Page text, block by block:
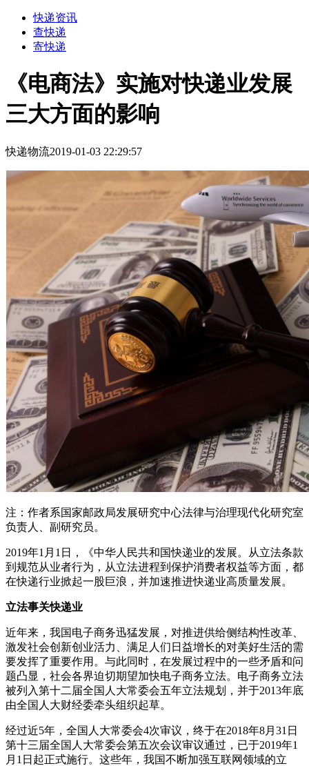
快递资讯
查快递
寄快递
《电商法》实施对快递业发展
三大方面的影响
快递物流2019-01-03 22:29:57
注：作者系国家邮政局发展研究中心法律与治理现代化研究室
负责人、副研究员。
2019年1月1日，《中华人民共和国快递业的发展。从立法条款
到规范从业者行为，从立法进程到保护消费者权益等方面，都
在快递行业掀起一股巨浪，并加速推进快递业高质量发展。
立法事关快递业
近年来，我国电子商务迅猛发展，对推进供给侧结构性改革、
激发社会创新创业活力、满足人们日益增长的对美好生活的需
要发挥了重要作用。与此同时，在发展过程中的一些矛盾和问
题凸显，社会各界迫切期望加快电子商务立法。电子商务立法
被列入第十二届全国人大常委会五年立法规划，并于2013年底
由全国人大财经委牵头组织起草。
经过近5年，全国人大常委会4次审议，终于在2018年8月31日
第十三届全国人大常委会第五次会议审议通过，已于2019年1
月1日起正式施行。这些年，我国不断加强互联网领域的立